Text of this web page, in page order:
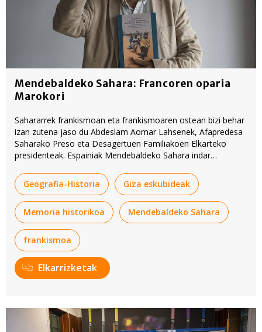
Mendebaldeko Sahara: Francoren oparia
Marokori
Sahararrek frankismoan eta frankismoaren ostean bizi behar
izan zutena jaso du Abdeslam Aomar Lahsenek, Afapredesa
Saharako Preso eta Desagertuen Familiakoen Elkarteko
presidenteak. Espainiak Mendebaldeko Sahara indar
frankismotik hona egoera ez dela hobetu.
Geografia-Historia Giza eskubideak
Memoria historikoa Mendebaldeko Sahara
frankismoa
Elkarrizketak